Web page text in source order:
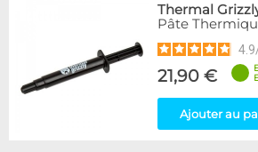
Thermal
Pâte
4.9
21,90 €
Ajouter au